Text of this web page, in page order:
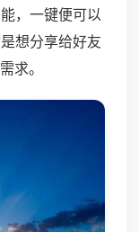
，一键便可以
想分享给好友
求。